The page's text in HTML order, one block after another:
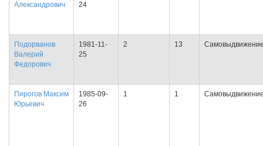
Александрович
24
Подорванов
Валерий
Федорович
1981-11-
25
2 13
Пирогов Максим
Юрьевич
1985-09-
26
1 1